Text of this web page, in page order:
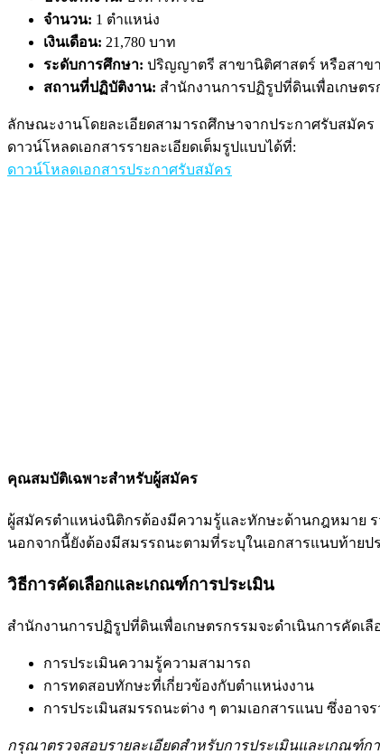
จำนวน: 1 ตำแหน่ง
เงินเดือน: 21,780 บาท
ระดับการศึกษา: ปริญญาตรี สาขานิติศาสตร์ หรือสาข
สถานที่ปฏิบัติงาน: สำนักงานการปฏิรูปที่ดินเพื่อเกษตร
ลักษณะงานโดยละเอียดสามารถศึกษาจากประกาศรับสมัคร
ดาวน์โหลดเอกสารรายละเอียดเต็มรูปแบบได้ที่:
ดาวน์โหลดเอกสารประกาศรับสมัคร
คุณสมบัติเฉพาะสำหรับผู้สมัคร
ผู้สมัครตำแหน่งนิติกรต้องมีความรู้และทักษะด้านกฎหมาย
นอกจากนี้ยังต้องมีสมรรถนะตามที่ระบุในเอกสารแนบท้ายป
วิธีการคัดเลือกและเกณฑ์การประเมิน
สำนักงานการปฏิรูปที่ดินเพื่อเกษตรกรรมจะดำเนินการคัด
การประเมินความรู้ความสามารถ
การทดสอบทักษะที่เกี่ยวข้องกับตำแหน่งงาน
การประเมินสมรรถนะต่าง ๆ ตามเอกสารแนบ ซึ่งอ
กรุณาตรวจสอบรายละเอียดสำหรับการประเมินและเกณฑ์ก